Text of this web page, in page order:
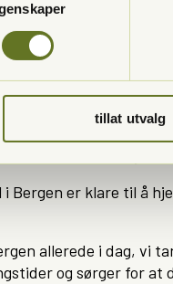
tillat utvalg
tidlig oppdage og
Bergen er klare til å
allerede i dag, vi
og sørger for at